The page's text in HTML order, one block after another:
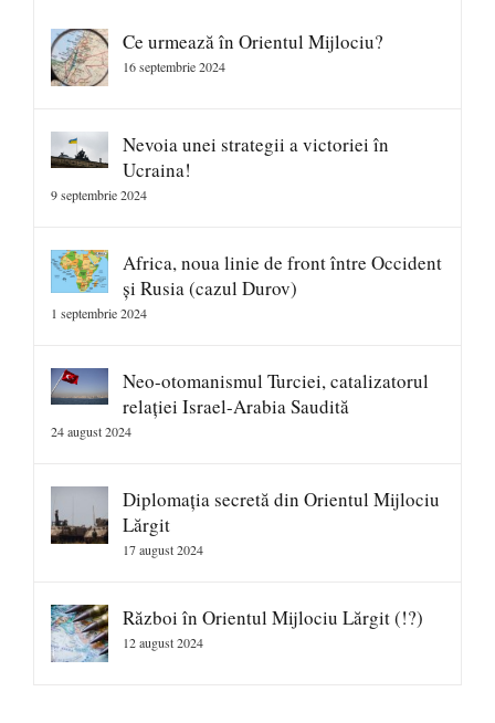
Ce urmează în Orientul Mijlociu?
16 septembrie 2024
Nevoia unei strategii a victoriei în
Ucraina!
9 septembrie 2024
Africa, noua linie de front între Occident
și Rusia (cazul Durov)
1 septembrie 2024
Neo-otomanismul Turciei, catalizatorul
relației Israel-Arabia Saudită
24 august 2024
Diplomația secretă din Orientul Mijlociu
Lărgit
17 august 2024
Război în Orientul Mijlociu Lărgit (!?)
12 august 2024